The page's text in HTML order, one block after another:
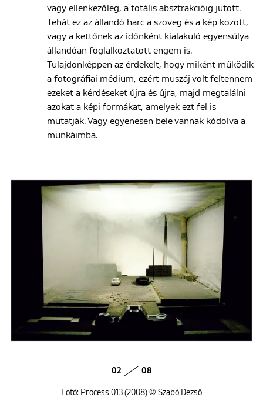
vagy ellenkezőleg, a totális absztrakcióig jutott.
Tehát ez az állandó harc a szöveg és a kép között,
vagy a kettőnek az időnként kialakuló egyensúlya
állandóan foglalkoztatott engem is.
Tulajdonképpen az érdekelt, hogy miként működik
a fotográfiai médium, ezért muszáj volt feltennem
ezeket a kérdéseket újra és újra, majd megtalálni
azokat a képi formákat, amelyek ezt fel is
mutatják. Vagy egyenesen bele vannak kódolva a
munkáimba.
02 08
Fotó: Process 013 (2008) © Szabó Dezső